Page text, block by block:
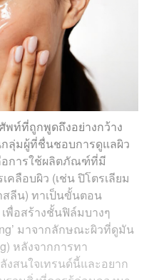
พท์ที่ถูกพูดถึงอย่างกว้าง
กลุ่มผู้ที่ชื่นชอบการดูแลผิว
อการใช้ผลิตภัณฑ์ที่มี
ลือบผิว (เช่น ปิโตรเลียม
สลีน) ทาเป็นขั้นตอน
พื่อสร้างชั้นฟิล์มบางๆ
มาจากลักษณะผิวที่ดูมัน
หลังจากการทา
สนใจเทรนด์นี้และอยาก